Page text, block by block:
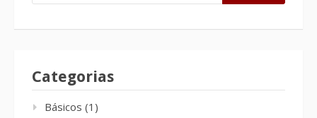
Categorias
Básicos (1)